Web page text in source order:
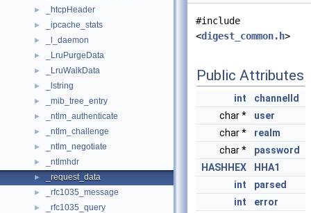
► _htcpHeader
► _ipcache_stats
► _l_daemon
► _LruPurgeData
► _LruWalkData
► _lstring
► _mib_tree_entry
► _ntlm_authenticate
► _ntlm_challenge
► _ntlm_negotiate
► _ntlmhdr
► _request_data
► _rfc1035_message
► _rfc1035_query
#include
<digest_common.h>
Public Attributes
int
channelId
char *
user
char *
realm
char *
password
HASHHEX
HHA1
int
parsed
int
error